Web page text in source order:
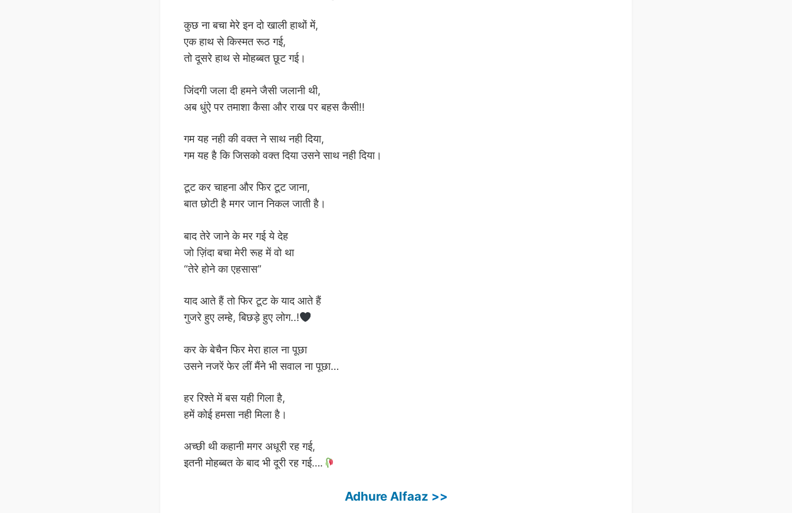
कुछ ना बचा मेरे इन दो खाली हाथों में,
एक हाथ से किस्मत रूठ गई,
तो दूसरे हाथ से मोहब्बत छूट गई।
जिंदगी जला दी हमने जैसी जलानी थी,
अब धुंऐ पर तमाशा कैसा और राख पर बहस कैसी!!
गम यह नही की वक्त ने साथ नही दिया,
गम यह है कि जिसको वक्त दिया उसने साथ नही दिया।
टूट कर चाहना और फिर टूट जाना,
बात छोटी है मगर जान निकल जाती है।
बाद तेरे जाने के मर गई ये देह
जो ज़िंदा बचा मेरी रूह में वो था
“तेरे होने का एहसास”
याद आते हैं तो फिर टूट के याद आते हैं
गुजरे हुए लम्हे, बिछड़े हुए लोग..!
कर के बेचैन फिर मेरा हाल ना पूछा
उसने नजरें फेर लीं मैंने भी सवाल ना पूछा…
हर रिश्ते में बस यही गिला है,
हमें कोई हमसा नही मिला है।
अच्छी थी कहानी मगर अधूरी रह गई,
इतनी मोहब्बत के बाद भी दूरी रह गई….
Adhure Alfaaz >>